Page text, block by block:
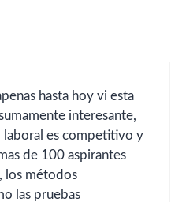
hasta hoy vi esta
interesante,
laboral es competitivo y
de 100 aspirantes
los métodos
las pruebas